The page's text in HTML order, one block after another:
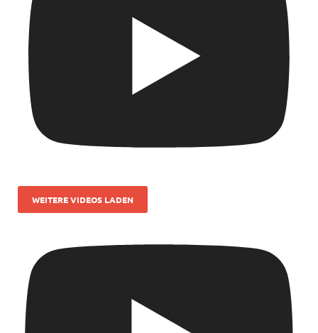
WEITERE VIDEOS LADEN